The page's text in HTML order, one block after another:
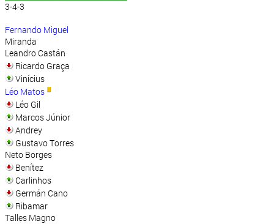
3-4-3
Fernando Miguel
Miranda
Leandro Castán
Ricardo Graça
Vinícius
Léo Matos
Léo Gil
Marcos Júnior
Andrey
Gustavo Torres
Neto Borges
Benítez
Carlinhos
Germán Cano
Ribamar
Talles Magno